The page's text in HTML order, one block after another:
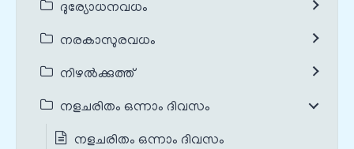
ദുര്യോധനവധം
നരകാസുരവധം
നിഴൽക്കുത്ത്
നളചരിതം ഒന്നാം ദിവസം
നളചരിതം ഒന്നാം ദിവസം